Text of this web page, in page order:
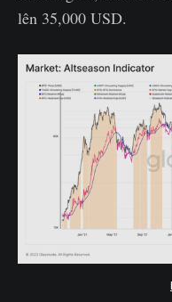
lên 35,000 USD.